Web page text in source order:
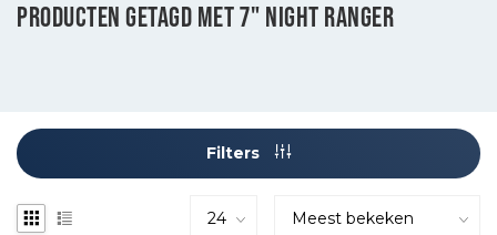
PRODUCTEN GETAGD MET 7" NIGHT RANGER
Filters